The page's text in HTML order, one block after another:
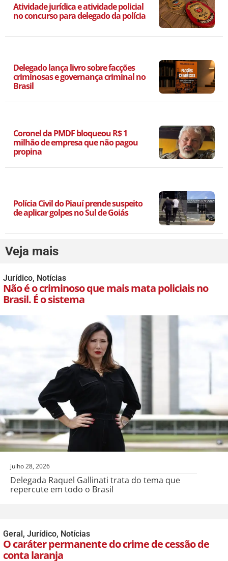
Atividade jurídica e atividade policial
no concurso para delegado da polícia
Delegado lança livro sobre facções
criminosas e governança criminal no
Brasil
Coronel da PMDF bloqueou R$ 1
milhão de empresa que não pagou
propina
Polícia Civil do Piauí prende suspeito
de aplicar golpes no Sul de Goiás
Veja mais
Jurídico, Notícias
Não é o criminoso que mais mata policiais no
Brasil. É o sistema
julho 28, 2026
Delegada Raquel Gallinati trata do tema que
repercute em todo o Brasil
Geral , Jurídico, Notícias
O caráter permanente do crime de cessão de
conta laranja